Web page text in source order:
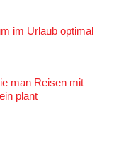
im Urlaub optimal
man Reisen mit
plant